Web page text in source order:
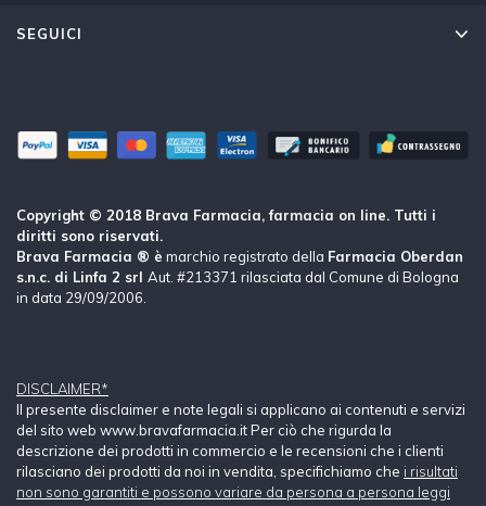
SEGUICI
Copyright © 2018 Brava Farmacia, farmacia on line. Tutti i
diritti sono riservati.
Brava Farmacia ® è marchio registrato della Farmacia Oberdan
s.n.c. di Linfa 2 srl Aut. #213371 rilasciata dal Comune di Bologna
in data 29/09/2006.
DISCLAIMER*
Il presente disclaimer e note legali si applicano ai contenuti e servizi
del sito web www.bravafarmacia.it Per ciò che rigurda la
descrizione dei prodotti in commercio e le recensioni che i clienti
rilasciano dei prodotti da noi in vendita, specifichiamo che i risultati
non sono garantiti e possono variare da persona a persona leggi